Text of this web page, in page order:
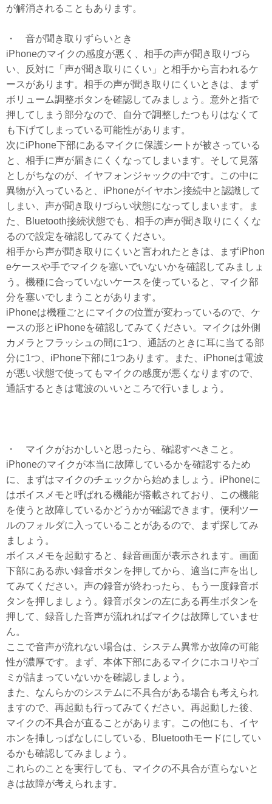
が解消されることもあります。
・ 音が聞き取りずらいとき
iPhoneのマイクの感度が悪く、相手の声が聞き取りづら
い、反対に「声が聞き取りにくい」と相手から言われるケ
ースがあります。相手の声が聞き取りにくいときは、まず
ボリューム調整ボタンを確認してみましょう。意外と指で
押してしまう部分なので、自分で調整したつもりはなくて
も下げてしまっている可能性があります。
次にiPhone下部にあるマイクに保護シートが被さっている
と、相手に声が届きにくくなってしまいます。そして見落
としがちなのが、イヤフォンジャックの中です。この中に
異物が入っていると、iPhoneがイヤホン接続中と認識して
しまい、声が聞き取りづらい状態になってしまいます。ま
た、Bluetooth接続状態でも、相手の声が聞き取りにくくな
るので設定を確認してみてください。
相手から声が聞き取りにくいと言われたときは、まずiPhon
eケースや手でマイクを塞いでいないかを確認してみましょ
う。機種に合っていないケースを使っていると、マイク部
分を塞いでしまうことがあります。
iPhoneは機種ごとにマイクの位置が変わっているので、ケ
ースの形とiPhoneを確認してみてください。マイクは外側
カメラとフラッシュの間に1つ、通話のときに耳に当てる部
分に1つ、iPhone下部に1つあります。また、iPhoneは電波
が悪い状態で使ってもマイクの感度が悪くなりますので、
通話するときは電波のいいところで行いましょう。
・ マイクがおかしいと思ったら、確認すべきこと。
iPhoneのマイクが本当に故障しているかを確認するため
に、まずはマイクのチェックから始めましょう。iPhoneに
はボイスメモと呼ばれる機能が搭載されており、この機能
を使うと故障しているかどうかが確認できます。便利ツー
ルのフォルダに入っていることがあるので、まず探してみ
ましょう。
ボイスメモを起動すると、録音画面が表示されます。画面
下部にある赤い録音ボタンを押してから、適当に声を出し
てみてください。声の録音が終わったら、もう一度録音ボ
タンを押しましょう。録音ボタンの左にある再生ボタンを
押して、録音した音声が流れればマイクは故障していませ
ん。
ここで音声が流れない場合は、システム異常か故障の可能
性が濃厚です。まず、本体下部にあるマイクにホコリやゴ
ミが詰まっていないかを確認しましょう。
また、なんらかのシステムに不具合がある場合も考えられ
ますので、再起動も行ってみてください。再起動した後、
マイクの不具合が直ることがあります。この他にも、イヤ
ホンを挿しっぱなしにしている、Bluetoothモードにしてい
るかも確認してみましょう。
これらのことを実行しても、マイクの不具合が直らないと
きは故障が考えられます。